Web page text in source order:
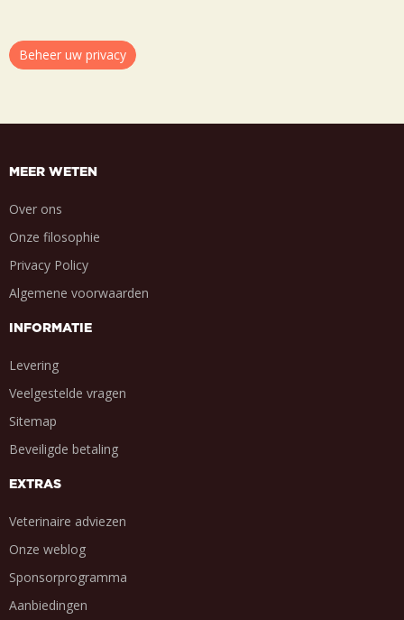
Beheer uw privacy
MEER WETEN
Over ons
Onze filosophie
Privacy Policy
Algemene voorwaarden
INFORMATIE
Levering
Veelgestelde vragen
Sitemap
Beveiligde betaling
EXTRAS
Veterinaire adviezen
Onze weblog
Sponsorprogramma
Aanbiedingen